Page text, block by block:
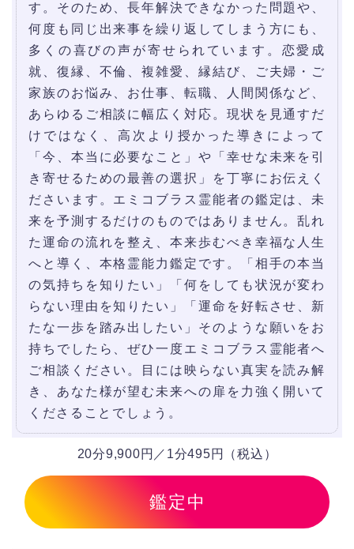
す。そのため、長年解決できなかった問題や、
何度も同じ出来事を繰り返してしまう方にも、
多くの喜びの声が寄せられています。恋愛成
就、復縁、不倫、複雑愛、縁結び、ご夫婦・ご
家族のお悩み、お仕事、転職、人間関係など、
あらゆるご相談に幅広く対応。現状を見通すだ
けではなく、高次より授かった導きによって
「今、本当に必要なこと」や「幸せな未来を引
き寄せるための最善の選択」を丁寧にお伝えく
ださいます。エミコブラス霊能者の鑑定は、未
来を予測するだけのものではありません。乱れ
た運命の流れを整え、本来歩むべき幸福な人生
へと導く、本格霊能力鑑定です。「相手の本当
の気持ちを知りたい」「何をしても状況が変わ
らない理由を知りたい」「運命を好転させ、新
たな一歩を踏み出したい」そのような願いをお
持ちでしたら、ぜひ一度エミコブラス霊能者へ
ご相談ください。目には映らない真実を読み解
き、あなた様が望む未来への扉を力強く開いて
くださることでしょう。
20分9,900円／1分495円（税込）
鑑定中